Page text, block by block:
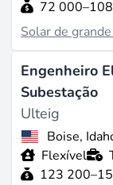
72
Solar de
Engenheiro
Subestação
Ulteig
Boise,
Flexível
123